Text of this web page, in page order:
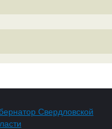
Свердловской